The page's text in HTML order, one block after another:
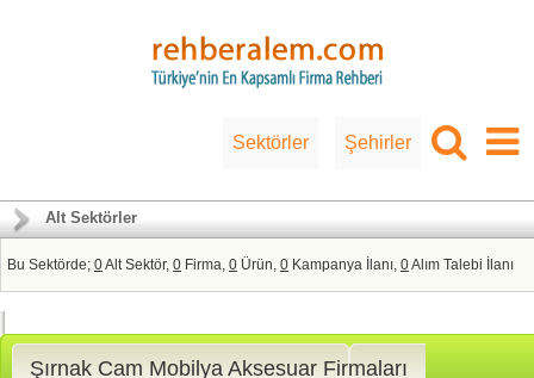
Sektörler Şehirler
Alt Sektörler
Bu Sektörde; 0Alt Sektör, 0 Firma, 0 Ürün, 0 Kampanya İlanı, 0Alım Talebi İlanı
Şırnak Cam Mobilya Aksesuar Firmaları